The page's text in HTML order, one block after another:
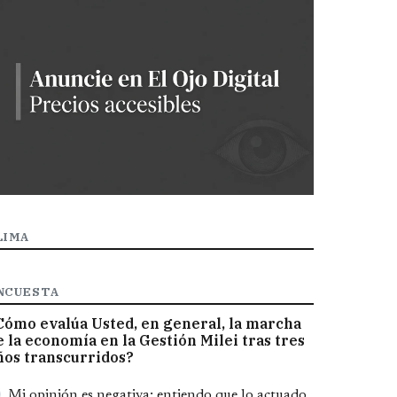
evalúa Usted, en general, la marcha
la economía en la Gestión Milei tras tres
transcurridos?